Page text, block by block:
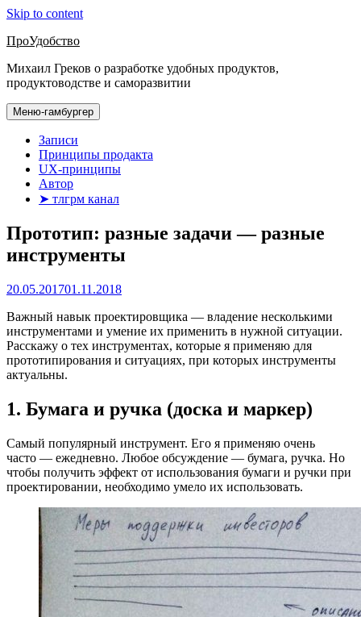
Skip to content
ПроУдобство
Михаил Греков о разработке удобных продуктов,
продуктоводстве и саморазвитии
Меню-гамбургер
Записи
Принципы продакта
UX-принципы
Автор
➤ тлгрм канал
Прототип: разные задачи — разные
инструменты
20.05.201701.11.2018
Важный навык проектировщика — владение несколькими
инструментами и умение их применить в нужной ситуации.
Расскажу о тех инструментах, которые я применяю для
прототипирования и ситуациях, при которых инструменты
актуальны.
1. Бумага и ручка (доска и маркер)
Самый популярный инструмент. Его я применяю очень
часто — ежедневно. Любое обсуждение — бумага, ручка. Но
чтобы получить эффект от использования бумаги и ручки при
проектировании, необходимо умело их использовать.